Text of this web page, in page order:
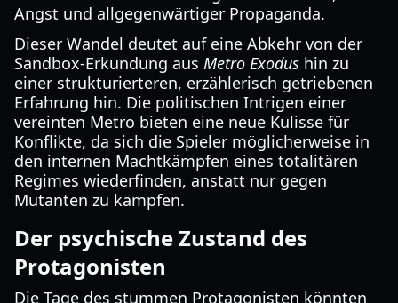
Angst und allgegenwärtiger Propaganda.
Dieser Wandel deutet auf eine Abkehr von der
Sandbox-Erkundung aus Metro Exodus hin zu
einer strukturierteren, erzählerisch getriebenen
Erfahrung hin. Die politischen Intrigen einer
vereinten Metro bieten eine neue Kulisse für
Konflikte, da sich die Spieler möglicherweise in
den internen Machtkämpfen eines totalitären
Regimes wiederfinden, anstatt nur gegen
Mutanten zu kämpfen.
Der psychische Zustand des
Protagonisten
Die Tage des stummen Protagonisten könnten